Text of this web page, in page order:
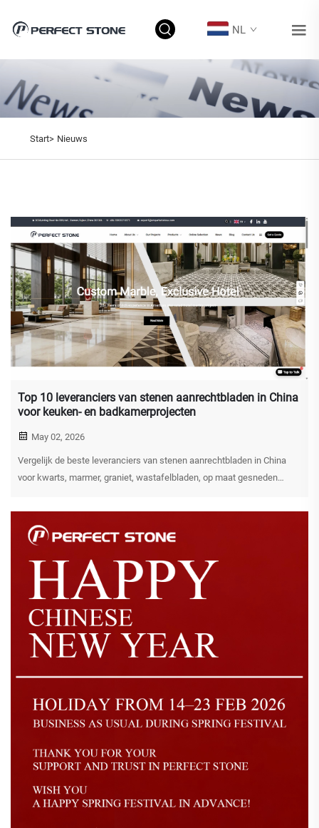
NL
Start> Nieuws
Top 10 leveranciers van stenen aanrechtbladen in China
voor keuken- en badkamerprojecten
May 02, 2026
Vergelijk de beste leveranciers van stenen aanrechtbladen in China
voor kwarts, marmer, graniet, wastafelbladen, op maat gesneden